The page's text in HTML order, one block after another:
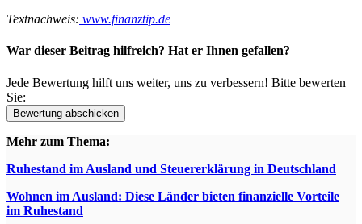
Textnachweis: www.finanztip.de
War dieser Beitrag hilfreich? Hat er Ihnen gefallen?
Jede Bewertung hilft uns weiter, uns zu verbessern! Bitte bewerten
Sie:
Mehr zum Thema:
Ruhestand im Ausland und Steuererklärung in Deutschland
Wohnen im Ausland: Diese Länder bieten finanzielle Vorteile
im Ruhestand